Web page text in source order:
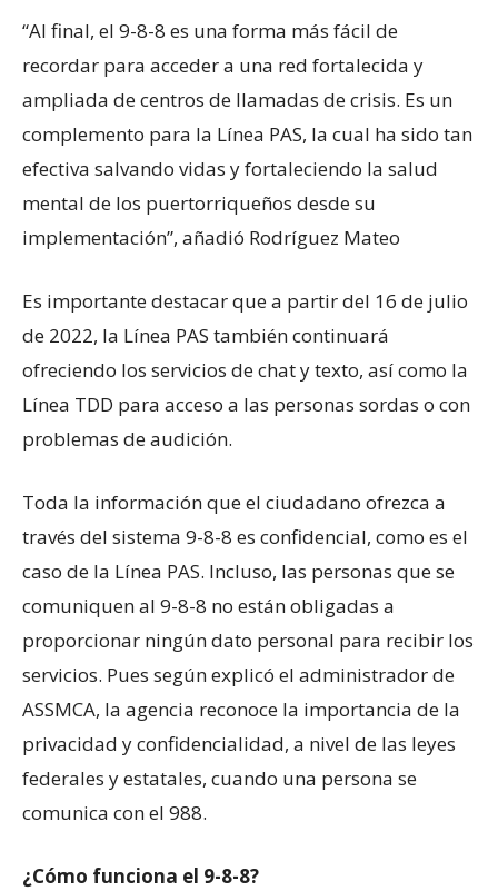
“Al final, el 9-8-8 es una forma más fácil de
recordar para acceder a una red fortalecida y
ampliada de centros de llamadas de crisis. Es un
complemento para la Línea PAS, la cual ha sido tan
efectiva salvando vidas y fortaleciendo la salud
mental de los puertorriqueños desde su
implementación”, añadió Rodríguez Mateo
Es importante destacar que a partir del 16 de julio
de 2022, la Línea PAS también continuará
ofreciendo los servicios de chat y texto, así como la
Línea TDD para acceso a las personas sordas o con
problemas de audición.
Toda la información que el ciudadano ofrezca a
través del sistema 9-8-8 es confidencial, como es el
caso de la Línea PAS. Incluso, las personas que se
comuniquen al 9-8-8 no están obligadas a
proporcionar ningún dato personal para recibir los
servicios. Pues según explicó el administrador de
ASSMCA, la agencia reconoce la importancia de la
privacidad y confidencialidad, a nivel de las leyes
federales y estatales, cuando una persona se
comunica con el 988.
¿Cómo funciona el 9-8-8?